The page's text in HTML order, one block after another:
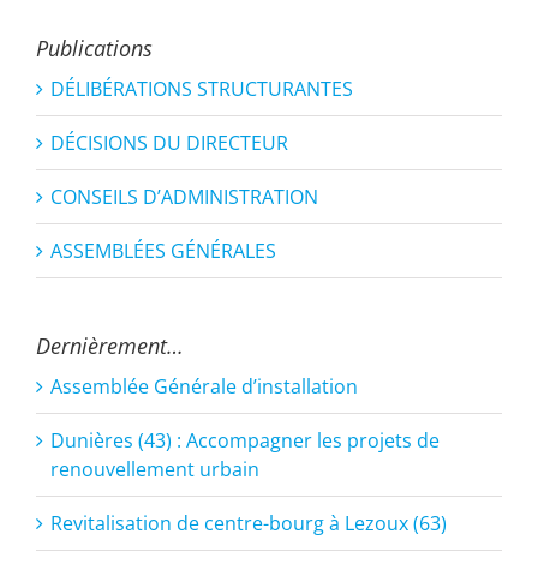
Publications
DÉLIBÉRATIONS STRUCTURANTES
DÉCISIONS DU DIRECTEUR
CONSEILS D’ADMINISTRATION
ASSEMBLÉES GÉNÉRALES
Dernièrement…
Assemblée Générale d’installation
Dunières (43) : Accompagner les projets de
renouvellement urbain
Revitalisation de centre-bourg à Lezoux (63)